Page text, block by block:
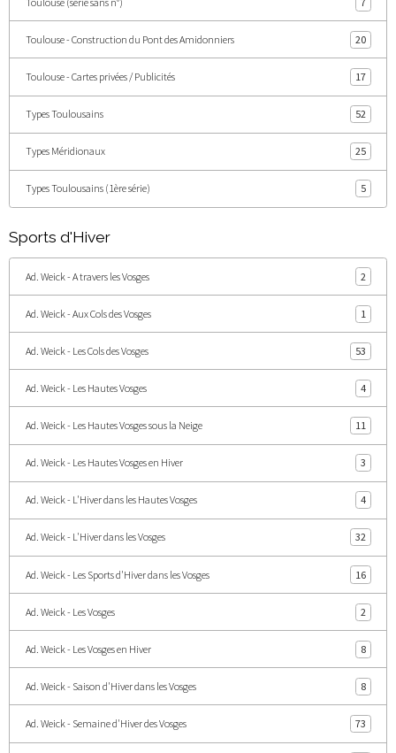
Toulouse - Construction du Pont des Amidonniers 20
Toulouse - Cartes privées / Publicités 17
Types Toulousains 52
Types Méridionaux 25
Types Toulousains (1ère série) 5
Sports d'Hiver
Ad. Weick - A travers les Vosges 2
Ad. Weick - Aux Cols des Vosges 1
Ad. Weick - Les Cols des Vosges 53
Ad. Weick - Les Hautes Vosges 4
Ad. Weick - Les Hautes Vosges sous la Neige 11
Ad. Weick - Les Hautes Vosges en Hiver 3
Ad. Weick - L'Hiver dans les Hautes Vosges 4
Ad. Weick - L'Hiver dans les Vosges 32
Ad. Weick - Les Sports d'Hiver dans les Vosges 16
Ad. Weick - Les Vosges 2
Ad. Weick - Les Vosges en Hiver 8
Ad. Weick - Saison d'Hiver dans les Vosges 8
Ad. Weick - Semaine d'Hiver des Vosges 73